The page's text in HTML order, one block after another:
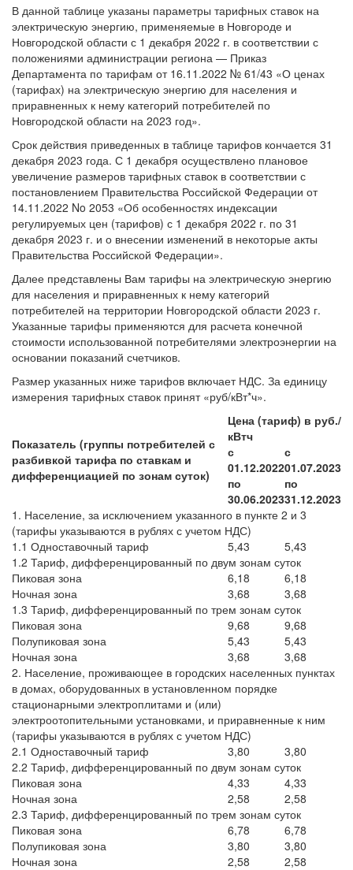
В данной таблице указаны параметры тарифных ставок на
электрическую энергию, применяемые в Новгороде и
Новгородской области с 1 декабря 2022 г. в соответствии с
положениями администрации региона — Приказ
Департамента по тарифам от 16.11.2022 № 61/43 «О ценах
(тарифах) на электрическую энергию для населения и
приравненных к нему категорий потребителей по
Новгородской области на 2023 год».
Срок действия приведенных в таблице тарифов кончается 31
декабря 2023 года. С 1 декабря осуществлено плановое
увеличение размеров тарифных ставок в соответствии с
постановлением Правительства Российской Федерации от
14.11.2022 No 2053 «Об особенностях индексации
регулируемых цен (тарифов) с 1 декабря 2022 г. по 31
декабря 2023 г. и о внесении изменений в некоторые акты
Правительства Российской Федерации».
Далее представлены Вам тарифы на электрическую энергию
для населения и приравненных к нему категорий
потребителей на территории Новгородской области 2023 г.
Указанные тарифы применяются для расчета конечной
стоимости использованной потребителями электроэнергии на
основании показаний счетчиков.
Размер указанных ниже тарифов включает НДС. За единицу
измерения тарифных ставок принят «руб/кВт*ч».
Показатель (группы потребителей с
разбивкой тарифа по ставкам и
дифференциацией по зонам суток)
Цена (тариф) в руб./
кВтч
с
01.12.2022
по
30.06.2023
с
01.07.2023
по
31.12.2023
1. Население, за исключением указанного в пункте 2 и 3
(тарифы указываются в рублях с учетом НДС)
1.1 Одноставочный тариф
5,43
5,43
1.2 Тариф, дифференцированный по двум зонам суток
Пиковая зона
6,18
6,18
Ночная зона
3,68
3,68
1.3 Тариф, дифференцированный по трем зонам суток
Пиковая зона
9,68
9,68
Полупиковая зона
5,43
5,43
Ночная зона
3,68
3,68
2. Население, проживающее в городских населенных пунктах
в домах, оборудованных в установленном порядке
стационарными электроплитами и (или)
электроотопительными установками, и приравненные к ним
(тарифы указываются в рублях с учетом НДС)
2.1 Одноставочный тариф
3,80
3,80
2.2 Тариф, дифференцированный по двум зонам суток
Пиковая зона
4,33
4,33
Ночная зона
2,58
2,58
2.3 Тариф, дифференцированный по трем зонам суток
Пиковая зона
6,78
6,78
Полупиковая зона
3,80
3,80
Ночная зона
2,58
2,58